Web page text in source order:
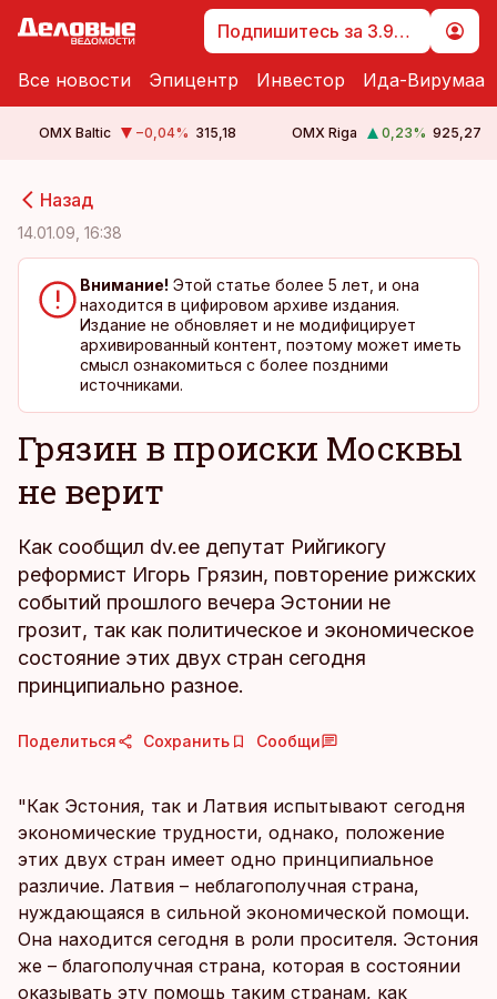
Подпишитесь за 3.99 €
Все новости Эпицентр Инвестор Ида-Вирумаа
OMX Baltic −0,04% 315,18 OMX Riga 0,23% 925,27
Назад
14.01.09, 16:38
Внимание! Этой статье более 5 лет, и она
находится в цифировом архиве издания.
Издание не обновляет и не модифицирует
архивированный контент, поэтому может иметь
смысл ознакомиться с более поздними
источниками.
Грязин в происки Москвы
не верит
Как сообщил dv.ee депутат Рийгикогу
реформист Игорь Грязин, повторение рижских
событий прошлого вечера Эстонии не
грозит, так как политическое и экономическое
состояние этих двух стран сегодня
принципиально разное.
Поделиться Сохранить Сообщи
"Как Эстония, так и Латвия испытывают сегодня
экономические трудности, однако, положение
этих двух стран имеет одно принципиальное
различие. Латвия – неблагополучная страна,
нуждающаяся в сильной экономической помощи.
Она находится сегодня в роли просителя. Эстония
же – благополучная страна, которая в состоянии
оказывать эту помощь таким странам, как